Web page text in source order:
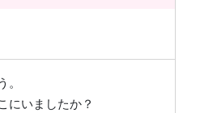
にいましたか？